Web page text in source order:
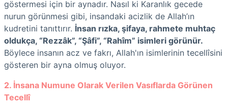
göstermesi için bir aynadır. Nasıl ki Karanlık gecede
nurun görünmesi gibi, insandaki acizlik de Allah’ın
kudretini tanıttırır. İnsan rızka, şifaya, rahmete muhtaç
oldukça, “Rezzâk”, “Şâfi”, “Rahîm” isimleri görünür.
Böylece insanın acz ve fakrı, Allah'ın isimlerinin tecellîsini
gösteren bir ayna olmuş oluyor.
2. İnsana Numune Olarak Verilen Vasıflarda Görünen
Tecellî